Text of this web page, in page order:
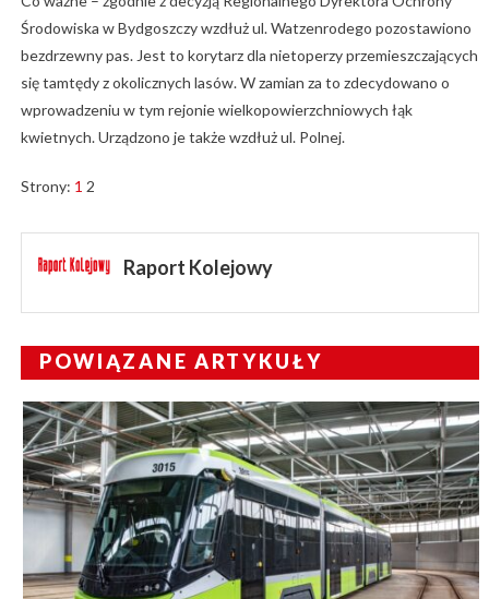
Środowiska w Bydgoszczy wzdłuż ul. Watzenrodego pozostawiono
bezdrzewny pas. Jest to korytarz dla nietoperzy przemieszczających
się tamtędy z okolicznych lasów. W zamian za to zdecydowano o
wprowadzeniu w tym rejonie wielkopowierzchniowych łąk
kwietnych. Urządzono je także wzdłuż ul. Polnej.
Strony: 1 2
Raport Kolejowy
POWIĄZANE ARTYKUŁY